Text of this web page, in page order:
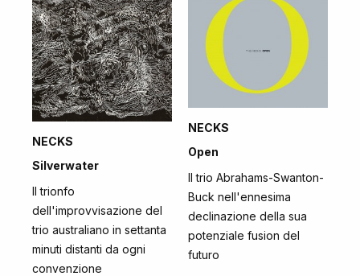
NECKS
Silverwater
Il trionfo
dell'improvvisazione del
trio australiano in settanta
minuti distanti da ogni
convenzione
NECKS
Open
Il trio Abrahams-Swanton-
Buck nell'ennesima
declinazione della sua
potenziale fusion del
futuro